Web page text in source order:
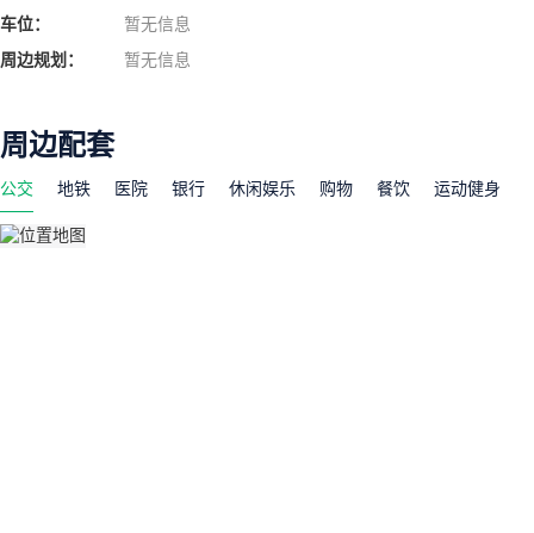
车位：
暂无信息
周边规划：
暂无信息
周边配套
公交 地铁 医院 银行 休闲娱乐 购物 餐饮 运动健身